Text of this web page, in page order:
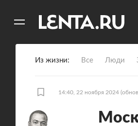
Из жизни Все Люди
14:40, 22 ноября 2024